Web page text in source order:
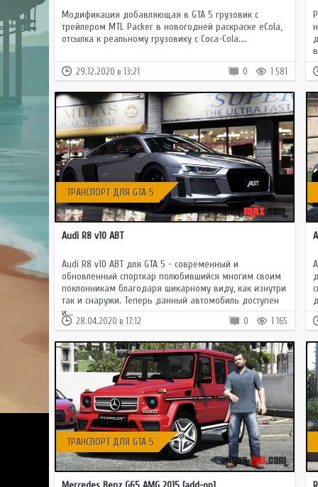
Модификация добавляющая в GTA 5 грузовик с
трейлером MTL Packer в новогодней раскраске eCola,
отсылка к реальному грузовику с Coca-Cola....
29.12.2020 в 13:21 1 581
0
ТРАНСПОРТ ДЛЯ GTA 5
Audi R8 v10 ABT
Audi R8 v10 ABT для GTA 5 - современный и
обновленный спорткар полюбившийся многим своим
поклонникам благодаря шикарному виду, как изнутри
так и снаружи. Теперь данный автомобиль доступен
и...
28.04.2020 в 17:12 1 165
0
ТРАНСПОРТ ДЛЯ GTA 5